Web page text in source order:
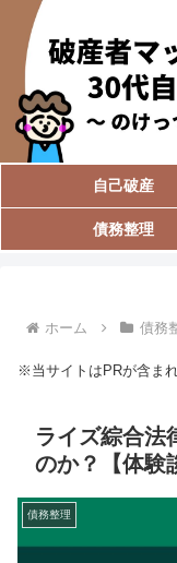
自己破産
債務整理
ホーム 債務
※当サイトはPRが含ま
ライズ綜合法
のか？【体験
債務整理